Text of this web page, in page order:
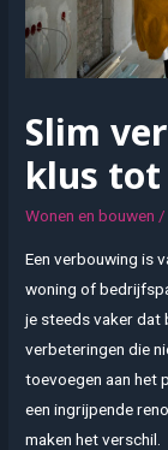
Slim
klus
Wonen en bouwen /
Een verbouwing is
woning of
je steeds vaker dat
verbeteringen die
toevoegen aan het
een ingrijpende
maken het verschil.